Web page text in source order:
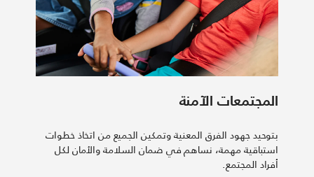
المجتمعات الآمنة
بتوحيد جهود الفرق المعنية وتمكين الجميع من اتخاذ خطوات
استباقية مهمة، نساهم في ضمان السلامة والأمان لكل
أفراد المجتمع.